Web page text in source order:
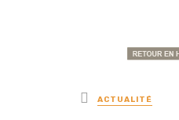
Posted
in
ACTUALITÉ